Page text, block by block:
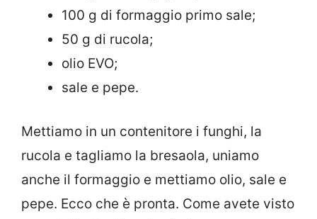
100 g di formaggio primo sale;
50 g di rucola;
olio EVO;
sale e pepe.
Mettiamo in un contenitore i funghi, la
rucola e tagliamo la bresaola, uniamo
anche il formaggio e mettiamo olio, sale e
pepe. Ecco che è pronta. Come avete visto